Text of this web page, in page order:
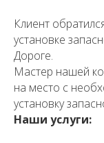
Клиент
установке
Дороге.
Мастер нашей
на место с
установку
Наши услуги: